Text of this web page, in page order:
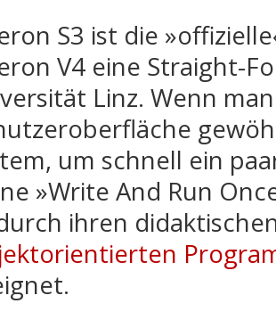
S3 ist die
V4 eine Straight-
Linz. Wenn
um schnell ein
»Write And Run
ihren